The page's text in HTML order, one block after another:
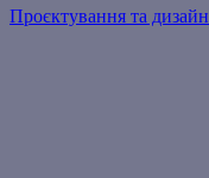
Проєктування та дизайн